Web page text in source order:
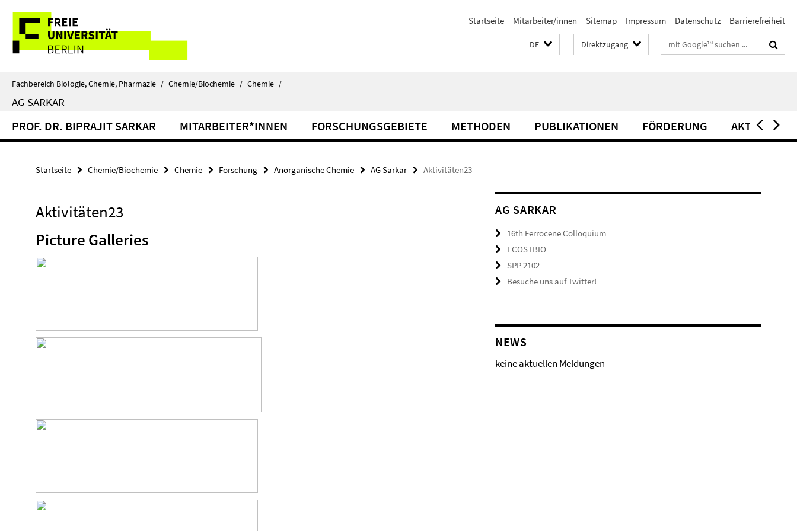
direkt
Inhalt
Service-
Navigation
Startseite Mitarbeiter/innen Sitemap Impressum Datenschutz Barrierefreiheit
DE Direktzugang Suchbegriffe
Fachbereich Biologie, Chemie, Pharmazie / Chemie/Biochemie / Chemie /
AG SARKAR
PROF. DR. BIPRAJIT SARKAR MITARBEITER*INNEN FORSCHUNGSGEBIETE METHODEN PUBLIKATIONEN FÖRDERUNG AKTIVITÄTEN
Startseite Chemie/Biochemie Chemie Forschung Anorganische Chemie AG Sarkar Aktivitäten23
Aktivitäten23
Picture Galleries
AG SARKAR
16th Ferrocene Colloquium
ECOSTBIO
SPP 2102
Besuche uns auf Twitter!
NEWS
keine aktuellen Meldungen